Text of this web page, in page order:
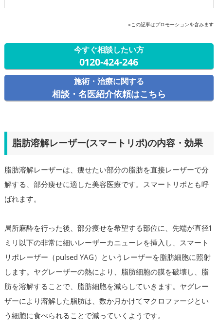
※この記事はプロモーションを含みます
今すぐ相談したい方
0120-424-246
施術・治療に関する
相談・名医紹介依頼はこちら
脂肪溶解レーザー(スマートリポ)の内容・効果
脂肪溶解レーザーは、痩せたい部分の脂肪を直接レーザーで分
解する、部分痩せに適した美容医療です。スマートリポとも呼
ばれます。
局所麻酔を行った後、部分痩せを希望する部位に、先端が直径1
ミリ以下の非常に細いレーザーカニューレを挿入し、スマート
リポレーザー（pulsed YAG）というレーザーを脂肪細胞に照射
します。ヤグレーザーの熱により、脂肪細胞の膜を破壊し、脂
肪を溶解することで、脂肪細胞を減らしていきます。ヤグレー
ザーにより溶解した脂肪は、数か月かけてマクロファージとい
う細胞に食べられることで減っていくようです。